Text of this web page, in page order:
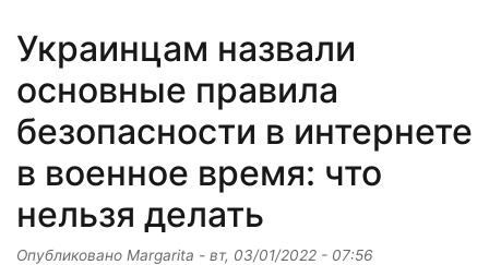
Украинцам назвали
основные правила
безопасности в интернете
в военное время: что
нельзя делать
Опубликовано Margarita - вт, 03/01/2022 - 07:56